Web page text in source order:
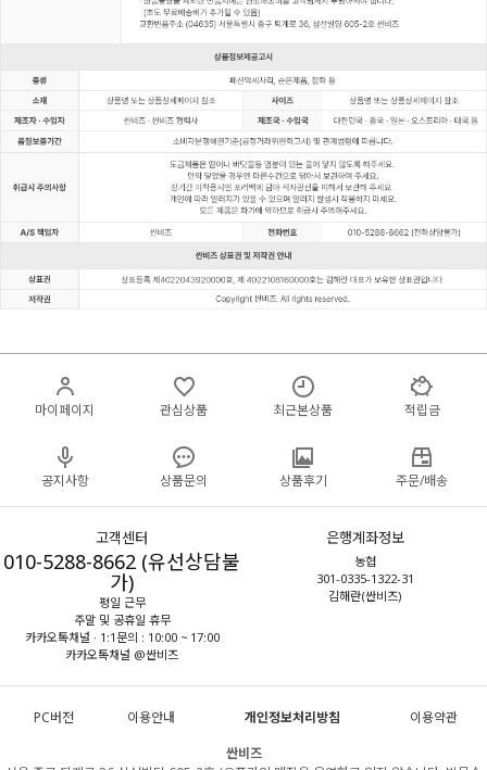
마이페이지 관심상품 최근본상품 적립금
공지사항 상품문의 상품후기 주문/배송
고객센터
010-5288-8662 (유선상담불
가)
평일 근무
주말 및 공휴일 휴무
카카오톡채널 · 1:1문의 : 10:00 ~ 17:00
카카오톡채널 @싼비즈
은행계좌정보
농협
301-0335-1322-31
김해란(싼비즈)
PC버전 이용안내 개인정보처리방침
이용약관
싼비즈